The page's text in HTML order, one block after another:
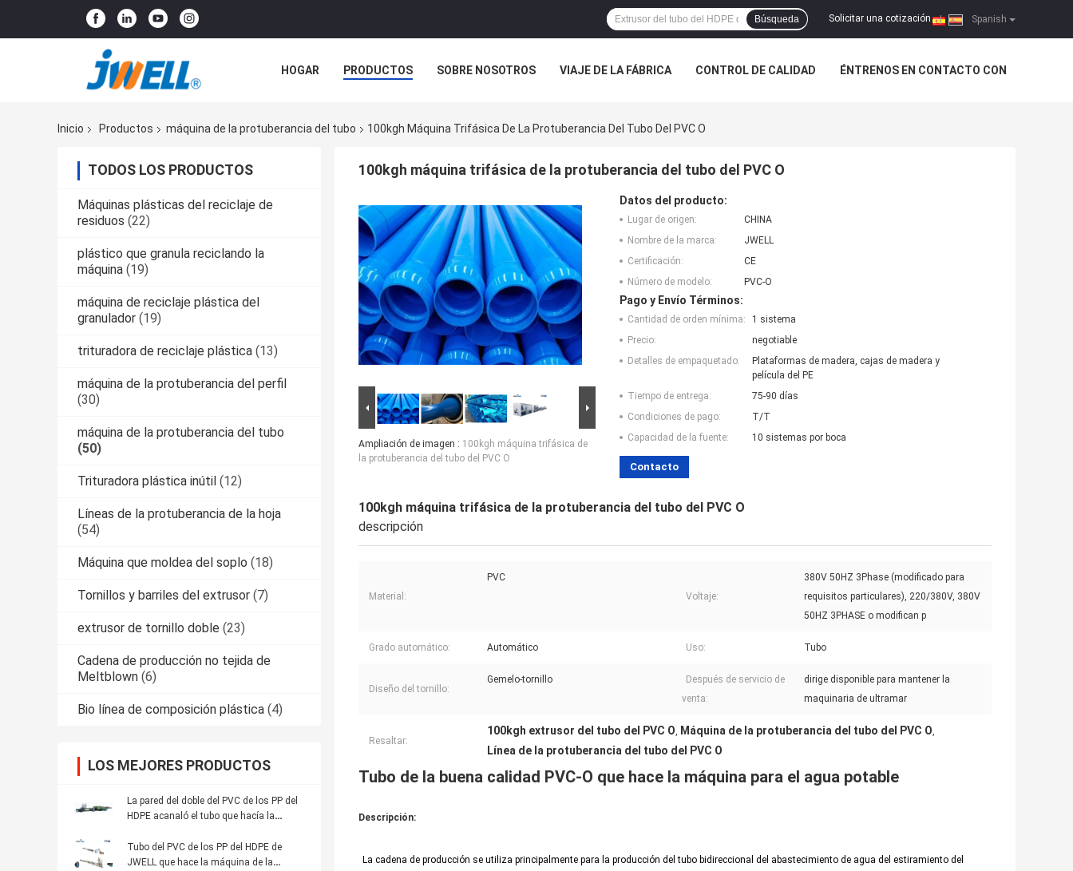
Spanish
Solicitar una cotización |
Búsqueda
HOGAR PRODUCTOS SOBRE NOSOTROS VIAJE DE LA FÁBRICA CONTROL DE CALIDAD ÉNTRENOS EN CONTACTO CON
Inicio
Productos máquina de la protuberancia del tubo 100kgh Máquina Trifásica De La Protuberancia Del Tubo Del PVC O
TODOS LOS PRODUCTOS
Máquinas plásticas del reciclaje de
residuos (22)
plástico que granula reciclando la
máquina (19)
máquina de reciclaje plástica del
granulador (19)
trituradora de reciclaje plástica (13)
máquina de la protuberancia del perfil
(30)
máquina de la protuberancia del tubo
(50)
Trituradora plástica inútil (12)
Líneas de la protuberancia de la hoja
(54)
Máquina que moldea del soplo (18)
Tornillos y barriles del extrusor (7)
extrusor de tornillo doble (23)
Cadena de producción no tejida de
Meltblown (6)
Bio línea de composición plástica (4)
LOS MEJORES PRODUCTOS
La pared del doble del PVC de los PP del
HDPE acanaló el tubo que hacía la
Dwc de la máquina
Tubo del PVC de los PP del HDPE de
JWELL que hace la máquina de la
100kgh máquina trifásica de la protuberancia del tubo del PVC O
Ampliación de imagen : 100kgh máquina trifásica de
la protuberancia del tubo del PVC O
Datos del producto:
Lugar de origen:
CHINA
Nombre de la marca:
JWELL
Certificación:
CE
Número de modelo:
PVC-O
Pago y Envío Términos:
Cantidad de orden mínima:
1 sistema
Precio:
negotiable
Detalles de empaquetado:
Plataformas de madera, cajas de madera y
película del PE
Tiempo de entrega:
75-90 días
Condiciones de pago:
T/T
Capacidad de la fuente:
10 sistemas por boca
Contacto
100kgh máquina trifásica de la protuberancia del tubo del PVC O
descripción
Material:
PVC
Voltaje:
380V 50HZ 3Phase (modificado para
requisitos particulares), 220/380V, 380V
50HZ 3PHASE o modifican p
Grado automático: Automático Uso: Tubo
Diseño del tornillo:
Gemelo-tornillo
Después de servicio de
venta:
dirige disponible para mantener la
maquinaria de ultramar
Resaltar:
100kgh extrusor del tubo del PVC O, Máquina de la protuberancia del tubo del PVC O,
Línea de la protuberancia del tubo del PVC O
Tubo de la buena calidad PVC-O que hace la máquina para el agua potable
Descripción:
La cadena de producción se utiliza principalmente para la producción del tubo bidireccional del abastecimiento de agua del estiramiento del